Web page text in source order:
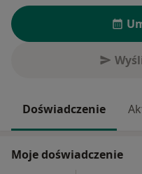
Doświadczenie
Moje doświadczenie